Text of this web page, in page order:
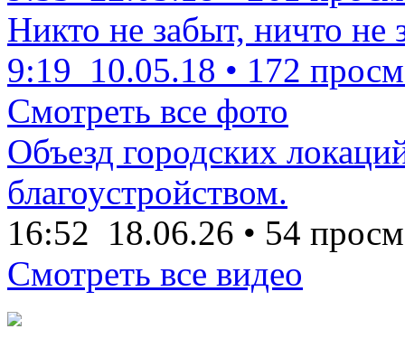
Никто не забыт, ничто не
9:19 10.05.18 • 172
Смотреть все фото
Объезд городских
благоустройством.
16:52 18.06.26 • 54
Смотреть все видео